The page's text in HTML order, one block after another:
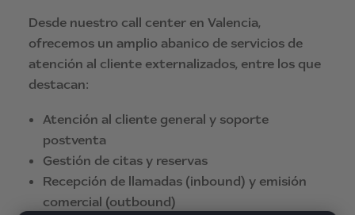
Desde nuestro call center en Valencia,
ofrecemos un amplio abanico de servicios de
atención al cliente externalizados, entre los que
destacan:
Atención al cliente general y soporte
postventa
Gestión de citas y reservas
Recepción de llamadas (inbound) y emisión
comercial (outbound)